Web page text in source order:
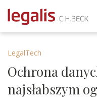
LegalTech
Ochrona
najsłabszym